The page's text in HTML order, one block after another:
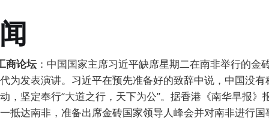
商论坛：中国国家主席习近平缺席星期二在南非举行的金
为发表演讲。习近平在预先准备好的致辞中说，中国没
，坚定奉行“大道之行，天下为公”。据香港《南华早报》
抵达南非，准备出席金砖国家领导人峰会并对南非进行